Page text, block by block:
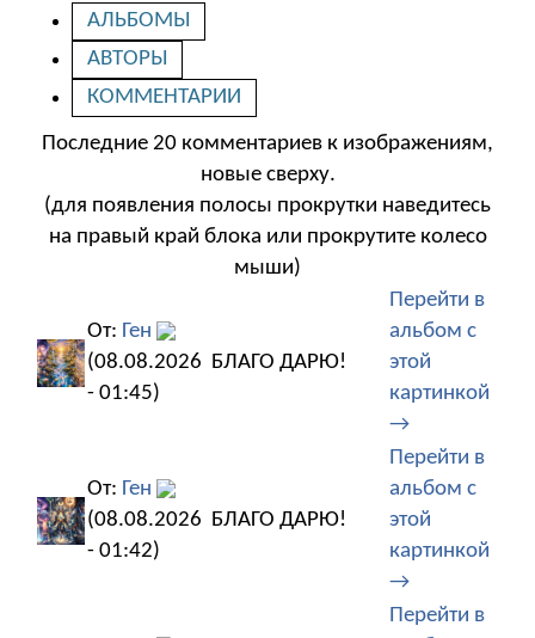
АЛЬБОМЫ
АВТОРЫ
КОММЕНТАРИИ
Последние 20 комментариев к изображениям,
новые сверху.
(для появления полосы прокрутки наведитесь
на правый край блока или прокрутите колесо
мыши)
От: Ген
(08.08.2026
- 01:45)
БЛАГО ДАРЮ!
Перейти в
альбом с
этой
картинкой
→
От: Ген
(08.08.2026
- 01:42)
БЛАГО ДАРЮ!
Перейти в
альбом с
этой
картинкой
→
Перейти в